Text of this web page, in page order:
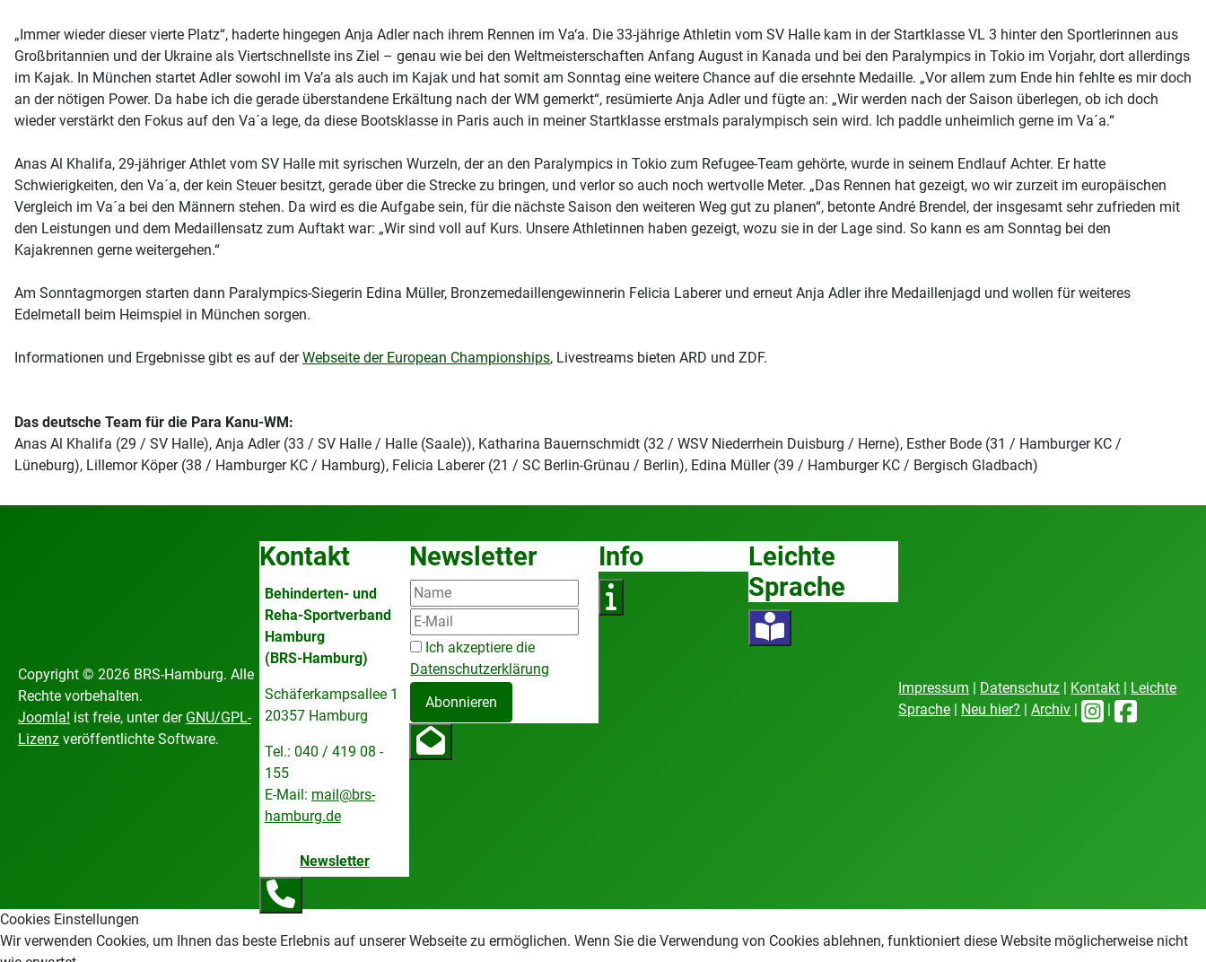
„Immer wieder dieser vierte Platz“, haderte hingegen Anja Adler nach ihrem Rennen im Va‘a. Die 33-jährige Athletin vom SV Halle kam in der Startklasse VL 3 hinter den Sportlerinnen aus
Großbritannien und der Ukraine als Viertschnellste ins Ziel – genau wie bei den Weltmeisterschaften Anfang August in Kanada und bei den Paralympics in Tokio im Vorjahr, dort allerdings
im Kajak. In München startet Adler sowohl im Va’a als auch im Kajak und hat somit am Sonntag eine weitere Chance auf die ersehnte Medaille. „Vor allem zum Ende hin fehlte es mir doch
an der nötigen Power. Da habe ich die gerade überstandene Erkältung nach der WM gemerkt“, resümierte Anja Adler und fügte an: „Wir werden nach der Saison überlegen, ob ich doch
wieder verstärkt den Fokus auf den Va´a lege, da diese Bootsklasse in Paris auch in meiner Startklasse erstmals paralympisch sein wird. Ich paddle unheimlich gerne im Va´a.“
Anas Al Khalifa, 29-jähriger Athlet vom SV Halle mit syrischen Wurzeln, der an den Paralympics in Tokio zum Refugee-Team gehörte, wurde in seinem Endlauf Achter. Er hatte
Schwierigkeiten, den Va´a, der kein Steuer besitzt, gerade über die Strecke zu bringen, und verlor so auch noch wertvolle Meter. „Das Rennen hat gezeigt, wo wir zurzeit im europäischen
Vergleich im Va´a bei den Männern stehen. Da wird es die Aufgabe sein, für die nächste Saison den weiteren Weg gut zu planen“, betonte André Brendel, der insgesamt sehr zufrieden mit
den Leistungen und dem Medaillensatz zum Auftakt war: „Wir sind voll auf Kurs. Unsere Athletinnen haben gezeigt, wozu sie in der Lage sind. So kann es am Sonntag bei den
Kajakrennen gerne weitergehen.“
Am Sonntagmorgen starten dann Paralympics-Siegerin Edina Müller, Bronzemedaillengewinnerin Felicia Laberer und erneut Anja Adler ihre Medaillenjagd und wollen für weiteres
Edelmetall beim Heimspiel in München sorgen.
Informationen und Ergebnisse gibt es auf derWebseite der European Championships, Livestreams bieten ARD und ZDF.
Das deutsche Team für die Para Kanu-WM:
Anas Al Khalifa (29 / SV Halle), Anja Adler (33 / SV Halle / Halle (Saale)), Katharina Bauernschmidt (32 / WSV Niederrhein Duisburg / Herne), Esther Bode (31 / Hamburger KC /
Lüneburg), Lillemor Köper (38 / Hamburger KC / Hamburg), Felicia Laberer (21 / SC Berlin-Grünau / Berlin), Edina Müller (39 / Hamburger KC / Bergisch Gladbach)
Copyright © 2026 BRS-Hamburg. Alle
Rechte vorbehalten.
Joomla! ist freie, unter der GNU/GPL-
Lizenz veröffentlichte Software.
Kontakt
Behinderten- und
Reha-Sportverband
Hamburg
(BRS-Hamburg)
Schäferkampsallee 1
20357 Hamburg
Tel.: 040 / 419 08 -
155
E-Mail: mail@brs-
hamburg.de
Newsletter
Newsletter
Ich akzeptiere die
Datenschutzerklärung
Abonnieren
Info
Leichte
Sprache
Impressum Datenschutz Kontakt
Leichte
Sprache
Neu hier? |Archiv
Cookies Einstellungen
Wir verwenden Cookies, um Ihnen das beste Erlebnis auf unserer Webseite zu ermöglichen. Wenn Sie die Verwendung von Cookies ablehnen, funktioniert diese Website möglicherweise nicht